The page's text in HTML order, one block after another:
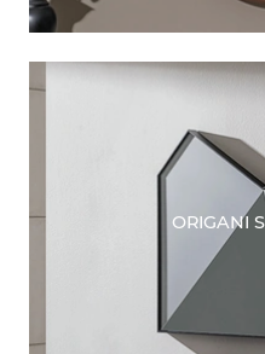
ORIGANI